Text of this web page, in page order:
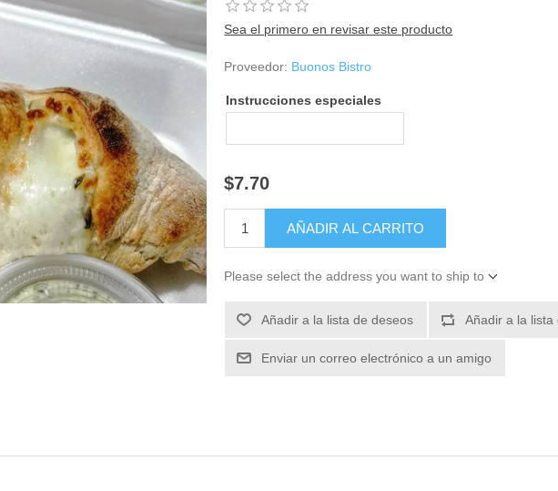
Sea el primero en revisar este producto
Proveedor: Buonos Bistro
Instrucciones especiales
$7.70
Please select the address you want to ship to